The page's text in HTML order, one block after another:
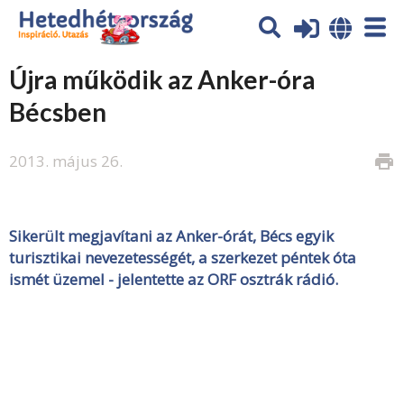
Újra működik az Anker-óra
Bécsben
2013. május 26. print
Sikerült megjavítani az Anker-órát, Bécs egyik
turisztikai nevezetességét, a szerkezet péntek óta
ismét üzemel - jelentette az ORF osztrák rádió.